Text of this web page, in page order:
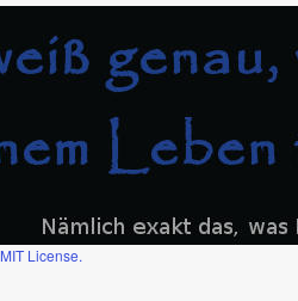
MIT License.